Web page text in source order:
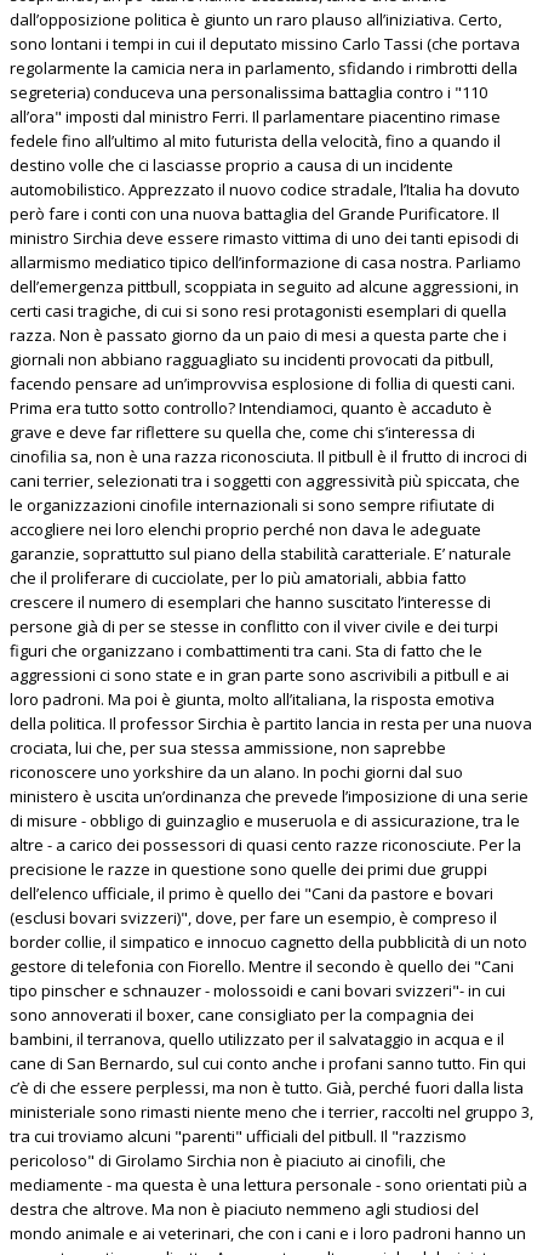
dall’opposizione politica è giunto un raro plauso all’iniziativa. Certo,
sono lontani i tempi in cui il deputato missino Carlo Tassi (che portava
regolarmente la camicia nera in parlamento, sfidando i rimbrotti della
segreteria) conduceva una personalissima battaglia contro i "110
all’ora" imposti dal ministro Ferri. Il parlamentare piacentino rimase
fedele fino all’ultimo al mito futurista della velocità, fino a quando il
destino volle che ci lasciasse proprio a causa di un incidente
automobilistico. Apprezzato il nuovo codice stradale, l’Italia ha dovuto
però fare i conti con una nuova battaglia del Grande Purificatore. Il
ministro Sirchia deve essere rimasto vittima di uno dei tanti episodi di
allarmismo mediatico tipico dell’informazione di casa nostra. Parliamo
dell’emergenza pittbull, scoppiata in seguito ad alcune aggressioni, in
certi casi tragiche, di cui si sono resi protagonisti esemplari di quella
razza. Non è passato giorno da un paio di mesi a questa parte che i
giornali non abbiano ragguagliato su incidenti provocati da pitbull,
facendo pensare ad un’improvvisa esplosione di follia di questi cani.
Prima era tutto sotto controllo? Intendiamoci, quanto è accaduto è
grave e deve far riflettere su quella che, come chi s’interessa di
cinofilia sa, non è una razza riconosciuta. Il pitbull è il frutto di incroci di
cani terrier, selezionati tra i soggetti con aggressività più spiccata, che
le organizzazioni cinofile internazionali si sono sempre rifiutate di
accogliere nei loro elenchi proprio perché non dava le adeguate
garanzie, soprattutto sul piano della stabilità caratteriale. E’ naturale
che il proliferare di cucciolate, per lo più amatoriali, abbia fatto
crescere il numero di esemplari che hanno suscitato l’interesse di
persone già di per se stesse in conflitto con il viver civile e dei turpi
figuri che organizzano i combattimenti tra cani. Sta di fatto che le
aggressioni ci sono state e in gran parte sono ascrivibili a pitbull e ai
loro padroni. Ma poi è giunta, molto all’italiana, la risposta emotiva
della politica. Il professor Sirchia è partito lancia in resta per una nuova
crociata, lui che, per sua stessa ammissione, non saprebbe
riconoscere uno yorkshire da un alano. In pochi giorni dal suo
ministero è uscita un’ordinanza che prevede l’imposizione di una serie
di misure - obbligo di guinzaglio e museruola e di assicurazione, tra le
altre - a carico dei possessori di quasi cento razze riconosciute. Per la
precisione le razze in questione sono quelle dei primi due gruppi
dell’elenco ufficiale, il primo è quello dei "Cani da pastore e bovari
(esclusi bovari svizzeri)", dove, per fare un esempio, è compreso il
border collie, il simpatico e innocuo cagnetto della pubblicità di un noto
gestore di telefonia con Fiorello. Mentre il secondo è quello dei "Cani
tipo pinscher e schnauzer - molossoidi e cani bovari svizzeri"- in cui
sono annoverati il boxer, cane consigliato per la compagnia dei
bambini, il terranova, quello utilizzato per il salvataggio in acqua e il
cane di San Bernardo, sul cui conto anche i profani sanno tutto. Fin qui
c’è di che essere perplessi, ma non è tutto. Già, perché fuori dalla lista
ministeriale sono rimasti niente meno che i terrier, raccolti nel gruppo 3,
tra cui troviamo alcuni "parenti" ufficiali del pitbull. Il "razzismo
pericoloso" di Girolamo Sirchia non è piaciuto ai cinofili, che
mediamente - ma questa è una lettura personale - sono orientati più a
destra che altrove. Ma non è piaciuto nemmeno agli studiosi del
mondo animale e ai veterinari, che con i cani e i loro padroni hanno un